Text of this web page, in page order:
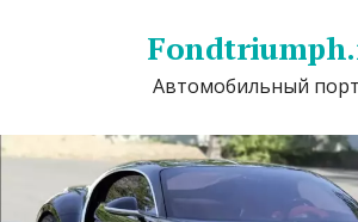
Автомобильный